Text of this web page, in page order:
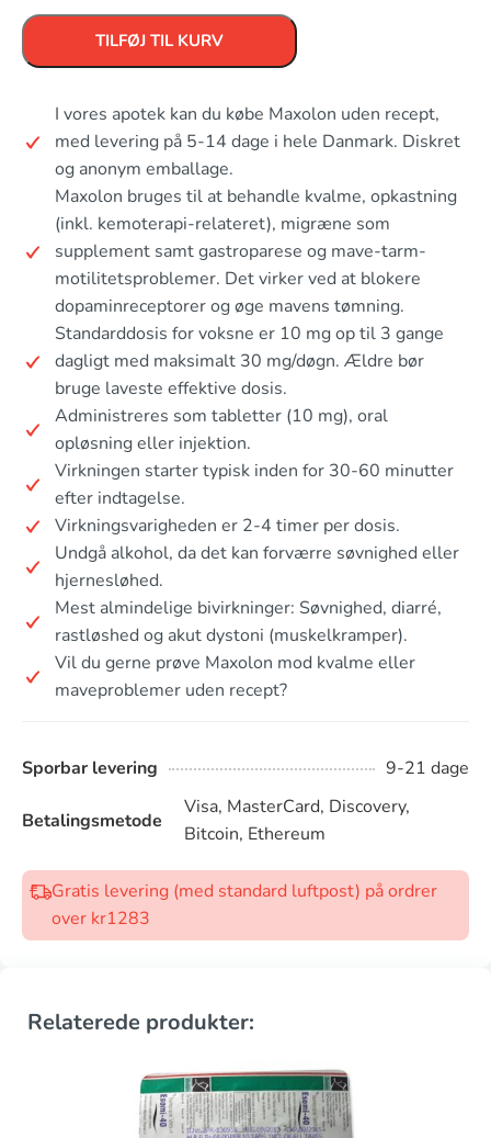
TILFØJ TIL KURV
I vores apotek kan du købe Maxolon uden recept,
med levering på 5-14 dage i hele Danmark. Diskret
og anonym emballage.
Maxolon bruges til at behandle kvalme, opkastning
(inkl. kemoterapi-relateret), migræne som
supplement samt gastroparese og mave-tarm-
motilitetsproblemer. Det virker ved at blokere
dopaminreceptorer og øge mavens tømning.
Standarddosis for voksne er 10 mg op til 3 gange
dagligt med maksimalt 30 mg/døgn. Ældre bør
bruge laveste effektive dosis.
Administreres som tabletter (10 mg), oral
opløsning eller injektion.
Virkningen starter typisk inden for 30-60 minutter
efter indtagelse.
Virkningsvarigheden er 2-4 timer per dosis.
Undgå alkohol, da det kan forværre søvnighed eller
hjernesløhed.
Mest almindelige bivirkninger: Søvnighed, diarré,
rastløshed og akut dystoni (muskelkramper).
Vil du gerne prøve Maxolon mod kvalme eller
maveproblemer uden recept?
Sporbar levering 9-21 dage
Betalingsmetode
Visa, MasterCard, Discovery,
Bitcoin, Ethereum
Gratis levering (med standard luftpost) på ordrer
over kr1283
Relaterede produkter: